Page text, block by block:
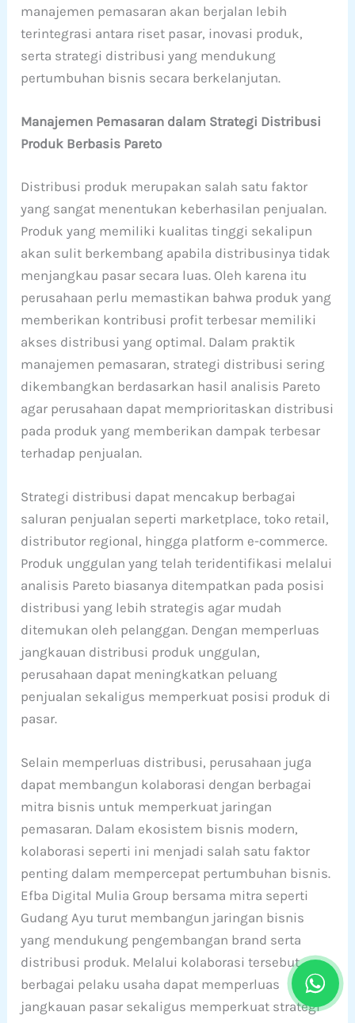
manajemen pemasaran akan berjalan lebih
terintegrasi antara riset pasar, inovasi produk,
serta strategi distribusi yang mendukung
pertumbuhan bisnis secara berkelanjutan.
Manajemen Pemasaran dalam Strategi Distribusi
Produk Berbasis Pareto
Distribusi produk merupakan salah satu faktor
yang sangat menentukan keberhasilan penjualan.
Produk yang memiliki kualitas tinggi sekalipun
akan sulit berkembang apabila distribusinya tidak
menjangkau pasar secara luas. Oleh karena itu
perusahaan perlu memastikan bahwa produk yang
memberikan kontribusi profit terbesar memiliki
akses distribusi yang optimal. Dalam praktik
manajemen pemasaran, strategi distribusi sering
dikembangkan berdasarkan hasil analisis Pareto
agar perusahaan dapat memprioritaskan distribusi
pada produk yang memberikan dampak terbesar
terhadap penjualan.
Strategi distribusi dapat mencakup berbagai
saluran penjualan seperti marketplace, toko retail,
distributor regional, hingga platform e-commerce.
Produk unggulan yang telah teridentifikasi melalui
analisis Pareto biasanya ditempatkan pada posisi
distribusi yang lebih strategis agar mudah
ditemukan oleh pelanggan. Dengan memperluas
jangkauan distribusi produk unggulan,
perusahaan dapat meningkatkan peluang
penjualan sekaligus memperkuat posisi produk di
pasar.
Selain memperluas distribusi, perusahaan juga
dapat membangun kolaborasi dengan berbagai
mitra bisnis untuk memperkuat jaringan
pemasaran. Dalam ekosistem bisnis modern,
kolaborasi seperti ini menjadi salah satu faktor
penting dalam mempercepat pertumbuhan bisnis.
Efba Digital Mulia Group bersama mitra seperti
Gudang Ayu turut membangun jaringan bisnis
yang mendukung pengembangan brand serta
distribusi produk. Melalui kolaborasi tersebut,
berbagai pelaku usaha dapat memperluas
jangkauan pasar sekaligus memperkuat strategi